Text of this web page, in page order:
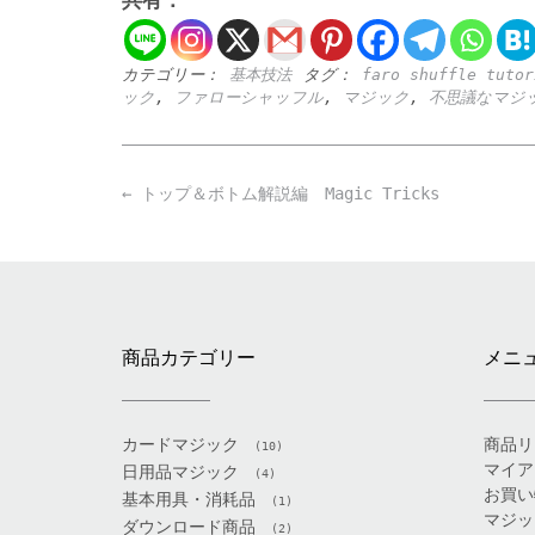
カテゴリー： 基本技法 タグ： faro shuffle
ック , ファローシャッフル, マジック , 不思議なマジ
Post
← トップ＆ボトム解説編 Magic Tricks
商品カテゴリー
カードマジック (10)
日用品マジック (4)
基本用具・消耗品 (1)
ダウンロード商品 (2)
メニ
商品
マイ
お買
マジ